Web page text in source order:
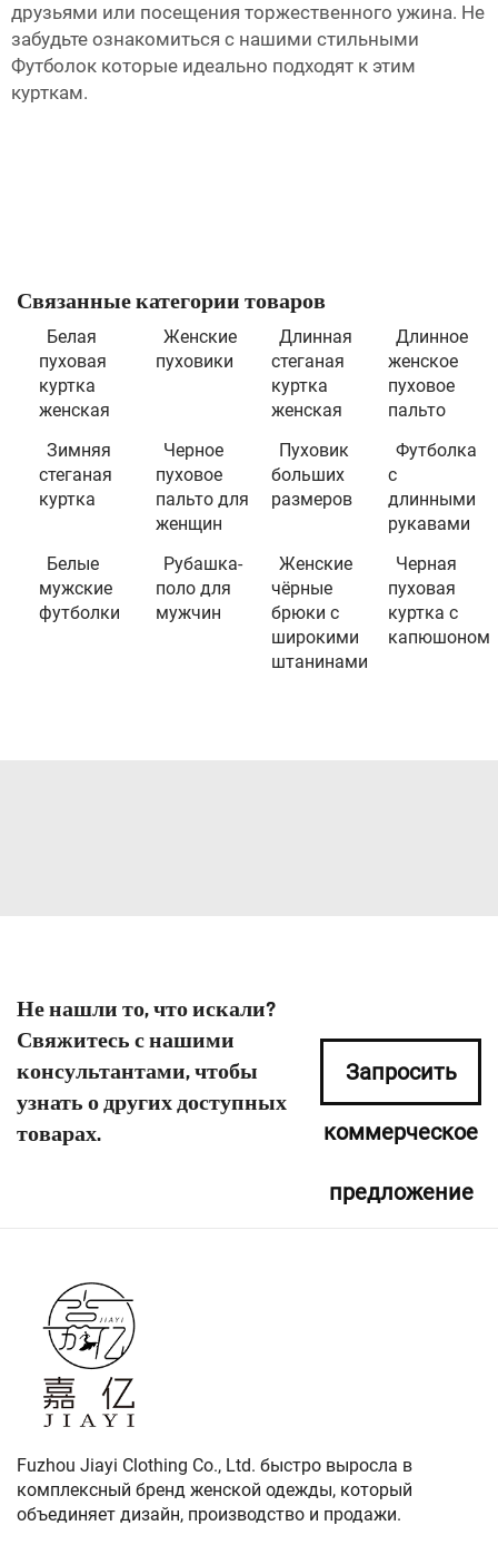
друзьями или посещения торжественного ужина. Не
забудьте ознакомиться с нашими стильными
Футболок которые идеально подходят к этим
курткам.
Связанные категории товаров
Белая
пуховая
куртка
женская
Женские
пуховики
Длинная
стеганая
куртка
женская
Длинное
женское
пуховое
пальто
Зимняя
стеганая
куртка
Черное
пуховое
пальто для
женщин
Пуховик
больших
размеров
Футболка
с
длинными
рукавами
Белые
мужские
футболки
Рубашка-
поло для
мужчин
Женские
чёрные
брюки с
широкими
штанинами
Черная
пуховая
куртка с
капюшоном
Не нашли то, что искали?
Свяжитесь с нашими
консультантами, чтобы
узнать о других доступных
товарах.
Запросить
коммерческое
предложение
Fuzhou Jiayi Clothing Co., Ltd. быстро выросла в
комплексный бренд женской одежды, который
объединяет дизайн, производство и продажи.